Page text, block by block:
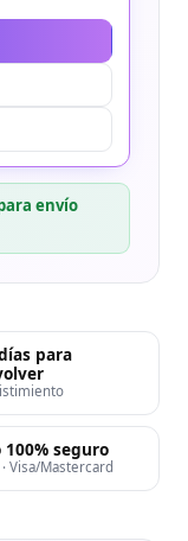
envío
para
100% seguro
Visa/Mastercard